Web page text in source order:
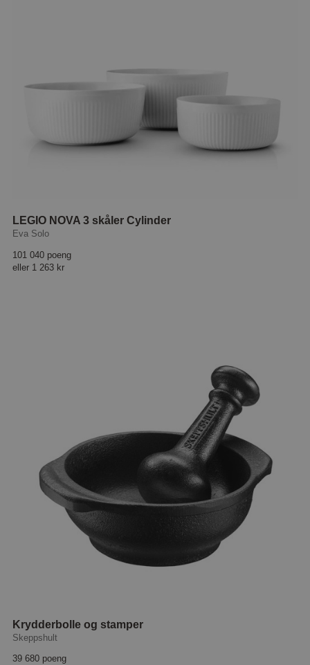
LEGIO NOVA 3 skåler Cylinder
Eva Solo
101 040 poeng
eller 1 263 kr
Krydderbolle og stamper
Skeppshult
39 680 poeng